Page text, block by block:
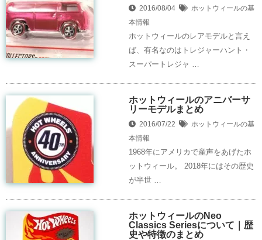
2016/08/04
ホットウィールの基
本情報
ホットウィールのレアモデルと言え
ば、有名なのはトレジャーハント・
スーパートレジャ …
ホットウィールのアニバーサ
リーモデルまとめ
2016/07/22
ホットウィールの基
本情報
1968年にアメリカで産声をあげたホ
ットウィール。 2018年にはその歴史
が半世 …
ホットウィールのNeo
Classics Seriesについて｜歴
史や特徴のまとめ